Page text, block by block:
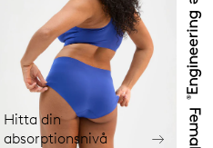
Hitta din
absorptionsnivå